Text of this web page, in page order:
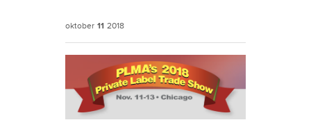
oktober 11 2018